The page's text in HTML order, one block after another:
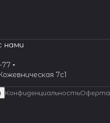
нами
77
7c1
КонфиденциальностьОферта